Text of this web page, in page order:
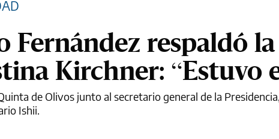
Fernández respaldó
Kirchner: “Estuvo
de Olivos junto al secretario general de la
Ishii.